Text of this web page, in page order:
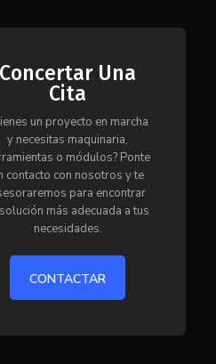
Concertar Una
Cita
un proyecto en marcha
y necesitas maquinaria,
o módulos? Ponte
contacto con nosotros y te
para encontrar
más adecuada a tus
necesidades.
CONTACTAR